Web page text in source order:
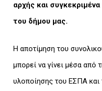
αρχής και
του δήμου μας.
Η αποτίμηση του
μπορεί να γίνει μέσα από
υλοποίησης του ΕΣΠΑ και